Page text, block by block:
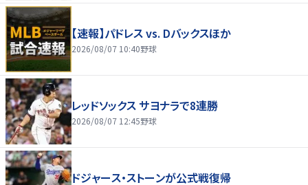
【速報】パドレス vs. Dバックスほか
2026/08/07 10:40野球
レッドソックス サヨナラで8連勝
2026/08/07 12:45野球
ドジャース・ストーンが公式戦復帰